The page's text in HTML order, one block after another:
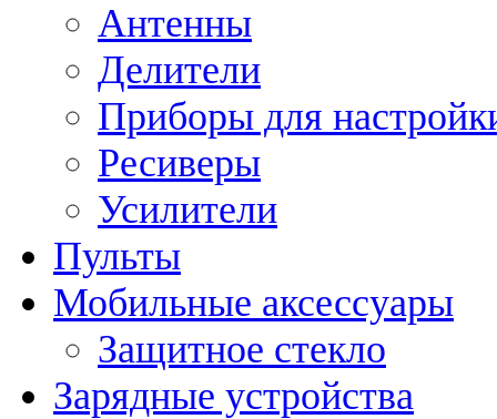
Антенны
Делители
Приборы для
Ресиверы
Усилители
Пульты
Мобильные аксессуары
Защитное стекло
Зарядные устройства